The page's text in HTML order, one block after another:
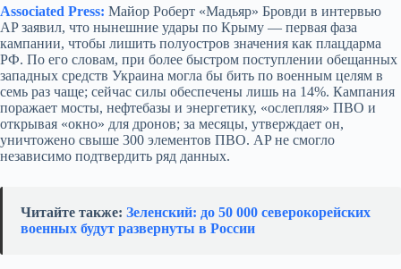
Associated Press: Майор Роберт «Мадьяр» Бровди в интервью
AP заявил, что нынешние удары по Крыму — первая фаза
кампании, чтобы лишить полуостров значения как плацдарма
РФ. По его словам, при более быстром поступлении обещанных
западных средств Украина могла бы бить по военным целям в
семь раз чаще; сейчас силы обеспечены лишь на 14%. Кампания
поражает мосты, нефтебазы и энергетику, «ослепляя» ПВО и
открывая «окно» для дронов; за месяцы, утверждает он,
уничтожено свыше 300 элементов ПВО. AP не смогло
независимо подтвердить ряд данных.
Читайте также: Зеленский: до 50 000 северокорейских
военных будут развернуты в России